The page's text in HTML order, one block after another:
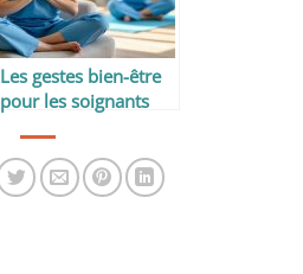
Les gestes bien-être
pour les soignants